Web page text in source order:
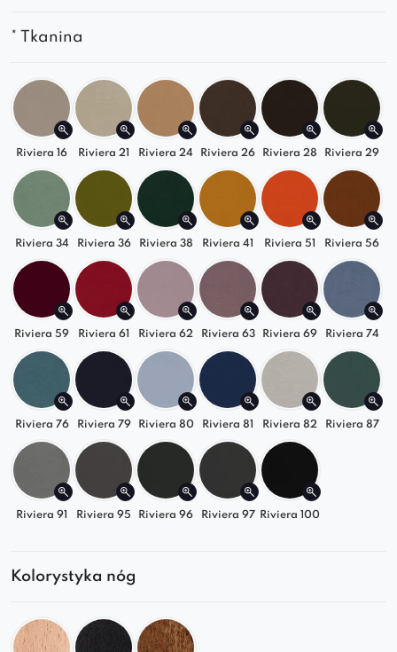
* fotel w wersji standardowej posiada
Zobacz także:
FOTEL NORA
* Tkanina
Riviera 16 Riviera 21 Riviera 24 Riviera 26 Riviera 28 Riviera 29
Riviera 34 Riviera 36 Riviera 38 Riviera 41 Riviera 51 Riviera 56
Riviera 59 Riviera 61 Riviera 62 Riviera 63 Riviera 69 Riviera 74
Riviera 76 Riviera 79 Riviera 80 Riviera 81 Riviera 82 Riviera 87
Riviera 91 Riviera 95 Riviera 96 Riviera 97 Riviera 100
Kolorystyka nóg